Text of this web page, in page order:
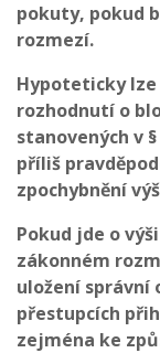
pokuty, pokud
rozmezí.
Hypoteticky
rozhodnutí o
stanovených v
příliš
zpochybnění
Pokud jde o
zákonném
uložení správní
přestupcích
zejména ke